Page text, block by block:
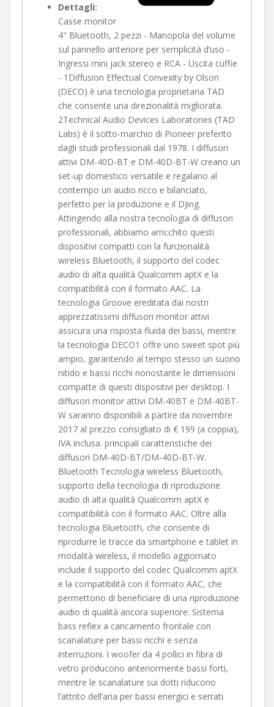
Dettagli:
Casse monitor
4" Bluetooth, 2 pezzi - Manopola del volume
sul pannello anteriore per semplicità d’uso -
Ingressi mini jack stereo e RCA - Uscita cuffie
- 1Diffusion Effectual Convexity by Olson
(DECO) è una tecnologia proprietaria TAD
che consente una direzionalità migliorata.
2Technical Audio Devices Laboratories (TAD
Labs) è il sotto-marchio di Pioneer preferito
dagli studi professionali dal 1978. I diffusori
attivi DM-40D-BT e DM-40D-BT-W creano un
set-up domestico versatile e regalano al
contempo un audio ricco e bilanciato,
perfetto per la produzione e il DJing.
Attingendo alla nostra tecnologia di diffusori
professionali, abbiamo arricchito questi
dispositivi compatti con la funzionalità
wireless Bluetooth, il supporto del codec
audio di alta qualità Qualcomm aptX e la
compatibilità con il formato AAC. La
tecnologia Groove ereditata dai nostri
apprezzatissimi diffusori monitor attivi
assicura una risposta fluida dei bassi, mentre
la tecnologia DECO1 offre uno sweet spot più
ampio, garantendo al tempo stesso un suono
nitido e bassi ricchi nonostante le dimensioni
compatte di questi dispositivi per desktop. I
diffusori monitor attivi DM-40BT e DM-40BT-
W saranno disponibili a partire da novembre
2017 al prezzo consigliato di € 199 (a coppia),
IVA inclusa. principali caratteristiche dei
diffusori DM-40D-BT/DM-40D-BT-W.
Bluetooth Tecnologia wireless Bluetooth,
supporto della tecnologia di riproduzione
audio di alta qualità Qualcomm aptX e
compatibilità con il formato AAC. Oltre alla
tecnologia Bluetooth, che consente di
riprodurre le tracce da smartphone e tablet in
modalità wireless, il modello aggiornato
include il supporto del codec Qualcomm aptX
e la compatibilità con il formato AAC, che
permettono di beneficiare di una riproduzione
audio di qualità ancora superiore. Sistema
bass reflex a caricamento frontale con
scanalature per bassi ricchi e senza
interruzioni. I woofer da 4 pollici in fibra di
vetro producono anteriormente bassi forti,
mentre le scanalature sui dotti riducono
l’attrito dell’aria per bassi energici e serrati